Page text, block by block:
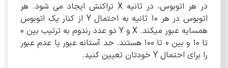
در هر اتوبوس، در ثانیه X تراکنش ایجاد می شود. هر
اتوبوس در هر 10 ثانیه به احتمال Y از کنار یک اتوبوس
همسایه عبور میکند. X و Y دو عدد رندوم به ترتیب بین 0
تا 10 و بین 0 تا 100 هستند. حد آستانه عبور یا عدم عبور
را برای احتمال Y خودتان تعیین کنید.